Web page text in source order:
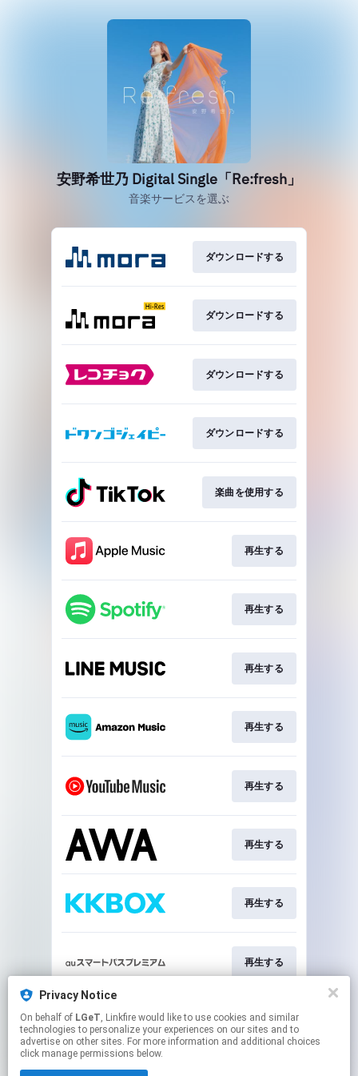
Privacy Notice
On behalf of LGeT, Linkfire would like to use cookies and similar
technologies to personalize your experiences on our sites and to
advertise on other sites. For more information and additional choices
click manage permissions below.
安野希世乃 Digital Single「Re:fresh」
音楽サービスを選ぶ
ダウンロードする
ダウンロードする
ダウンロードする
ダウンロードする
楽曲を使用する
再生する
再生する
再生する
再生する
再生する
再生する
再生する
再生する
再生する